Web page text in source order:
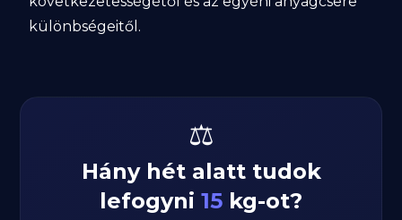
különbségeitől.
⚖️
Hány hét alatt tudok
lefogyni 15 kg-ot?